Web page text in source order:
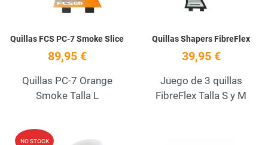
Quillas FCS PC-7 Smoke Slice
89,95 €
Quillas PC-7 Orange
Smoke Talla L
Quillas Shapers FibreFlex
39,95 €
Juego de 3 quillas
FibreFlex Talla S y M
NO STOCK